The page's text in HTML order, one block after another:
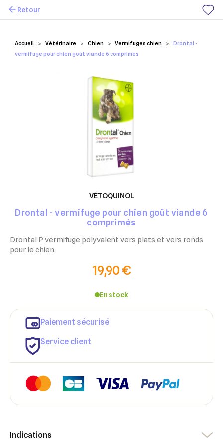
Mes favoris
Accueil Vétérinaire Chien Vermifuges chien
Drontal -
vermifuge pour chien goût viande 6 comprimés
Retour
VÉTOQUINOL
Drontal - vermifuge pour chien goût viande 6
comprimés
Drontal P vermifuge polyvalent vers plats et vers ronds
pour le chien.
19,90 €
En stock
Paiement sécurisé
Service client
Indications
Créer une liste d'envies ×
Connexion ×